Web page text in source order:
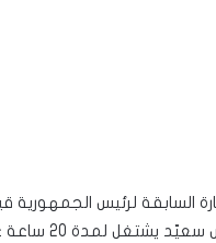
السابقة لرئيس
النيفر، إن